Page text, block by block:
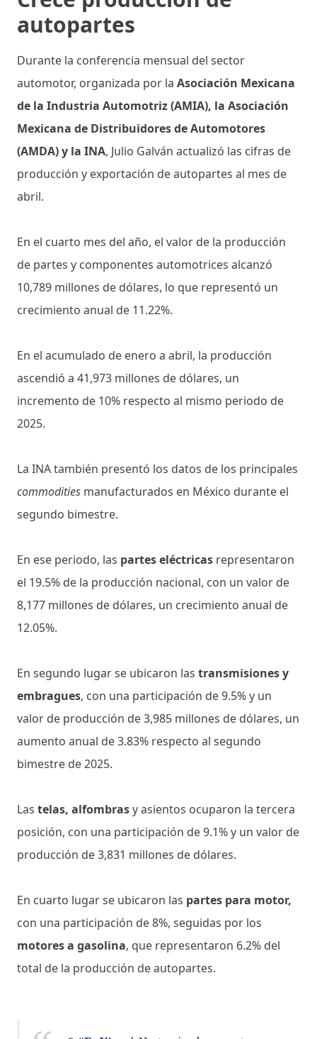
autopartes
Durante la conferencia mensual del sector
automotor, organizada por la Asociación Mexicana
de la Industria Automotriz (AMIA), la Asociación
Mexicana de Distribuidores de Automotores
(AMDA) y la INA, Julio Galván actualizó las cifras de
producción y exportación de autopartes al mes de
abril.
En el cuarto mes del año, el valor de la producción
de partes y componentes automotrices alcanzó
10,789 millones de dólares, lo que representó un
crecimiento anual de 11.22%.
En el acumulado de enero a abril, la producción
ascendió a 41,973 millones de dólares, un
incremento de 10% respecto al mismo periodo de
2025.
La INA también presentó los datos de los principales
commodities manufacturados en México durante el
segundo bimestre.
En ese periodo, las partes eléctricas representaron
el 19.5% de la producción nacional, con un valor de
8,177 millones de dólares, un crecimiento anual de
12.05%.
En segundo lugar se ubicaron las transmisiones y
embragues, con una participación de 9.5% y un
valor de producción de 3,985 millones de dólares, un
aumento anual de 3.83% respecto al segundo
bimestre de 2025.
Las telas, alfombrasy asientos ocuparon la tercera
posición, con una participación de 9.1% y un valor de
producción de 3,831 millones de dólares.
En cuarto lugar se ubicaron las partes para motor,
con una participación de 8%, seguidas por los
motores a gasolina, que representaron 6.2% del
total de la producción de autopartes.